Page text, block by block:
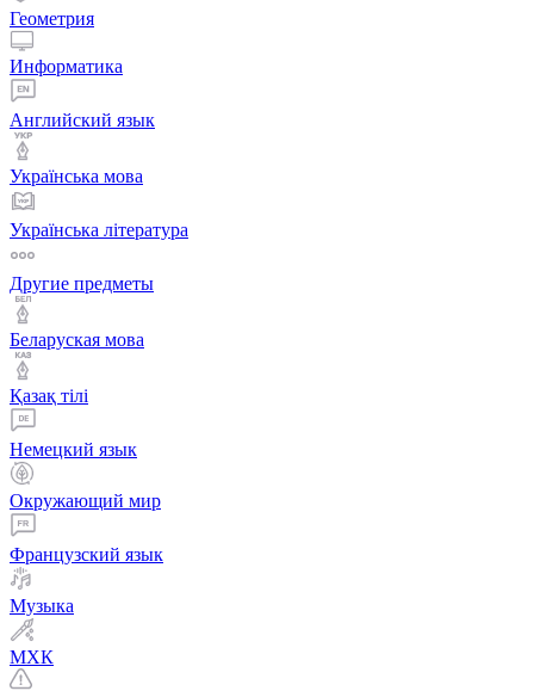
Геометрия
Информатика
Английский язык
Українська мова
Українська література
Другие предметы
Беларуская мова
Қазақ тiлi
Немецкий язык
Окружающий мир
Французский язык
Музыка
МХК